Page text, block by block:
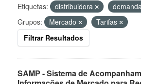
Etiquetas: distribuidora
Grupos:
Mercado
Tarifas
Filtrar Resultados
SAMP - Sistema de